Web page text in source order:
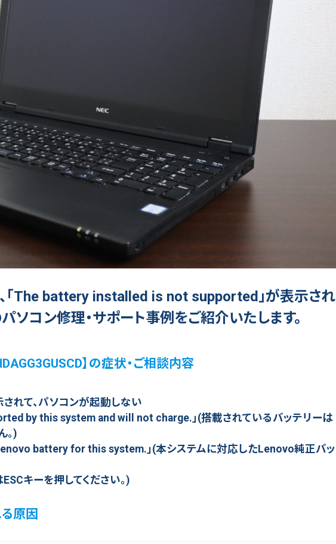
「The battery installed is not supported」が表示され
ソコン修理・サポート事例をご紹介いたします。
】の症状・ご相談内容
れて、パソコンが起動しない
by this system and will not charge.」(搭載されているバッテリーは
。)
battery for this system.」(本システムに対応したLenovo純正バッ
キーを押してください。)
原因